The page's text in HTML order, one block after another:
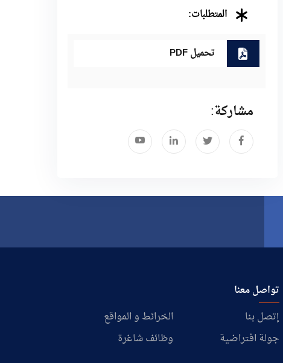
المتطلبات:
تحميل PDF
مشاركة:
تواصل معنا
إتصل بنا
الخرائط و المواقع
جولة افتراضية
وظائف شاغرة